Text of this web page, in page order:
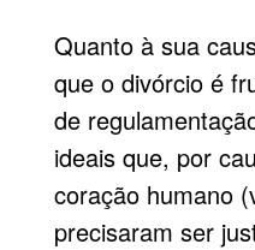
Quanto à sua
que o divórcio é
de
ideais que, por
coração humano
precisaram ser